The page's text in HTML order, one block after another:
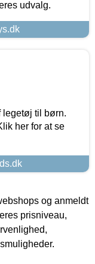
udvalg.
legetøj til børn.
her for at se
og anmeldt
prisniveau,